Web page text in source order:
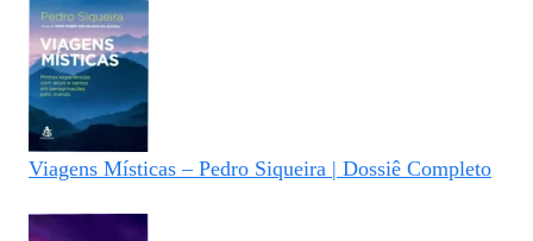
Viagens Místicas – Pedro Siqueira | Dossiê Completo